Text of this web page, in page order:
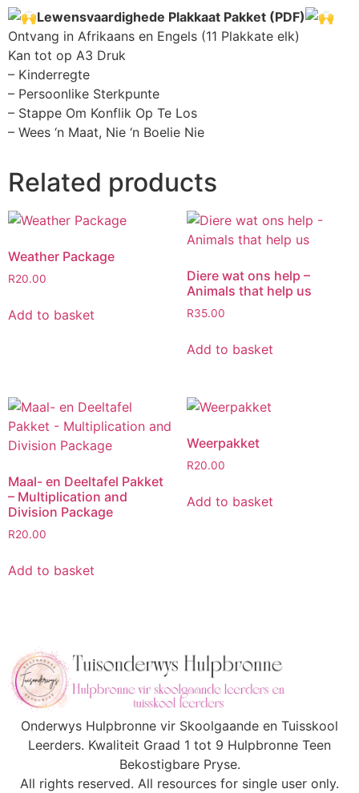
Lewensvaardighede Plakkaat Pakket (PDF)
Ontvang in Afrikaans en Engels (11 Plakkate elk)
Kan tot op A3 Druk
– Kinderregte
– Persoonlike Sterkpunte
– Stappe Om Konflik Op Te Los
– Wees ‘n Maat, Nie ‘n Boelie Nie
Related products
Weather Package
R20.00
Add to basket
Diere wat ons help –
Animals that help us
R35.00
Add to basket
Maal- en Deeltafel Pakket
– Multiplication and
Division Package
R20.00
Add to basket
Weerpakket
R20.00
Add to basket
Onderwys Hulpbronne vir Skoolgaande en Tuisskool
Leerders. Kwaliteit Graad 1 tot 9 Hulpbronne Teen
Bekostigbare Pryse.
All rights reserved. All resources for single user only.